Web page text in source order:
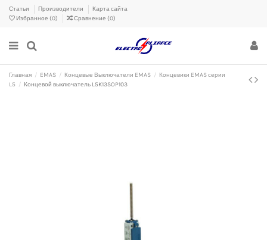
Статьи Производители
Карта сайта
Избранное (0) Сравнение (0)
Главная EMAS Концевые Выключатели EMAS
Концевики EMAS серии
L5
Концевой выключатель L5K13SOP103